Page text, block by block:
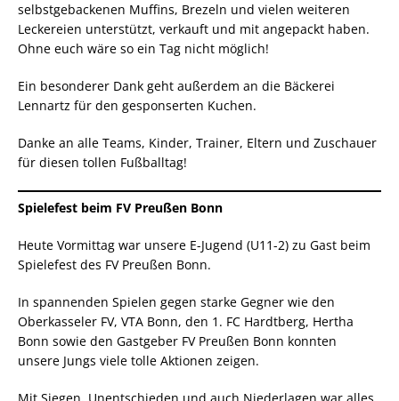
selbstgebackenen Muffins, Brezeln und vielen weiteren
Leckereien unterstützt, verkauft und mit angepackt haben.
Ohne euch wäre so ein Tag nicht möglich!
Ein besonderer Dank geht außerdem an die Bäckerei
Lennartz für den gesponserten Kuchen.
Danke an alle Teams, Kinder, Trainer, Eltern und Zuschauer
für diesen tollen Fußballtag!
Spielefest beim FV Preußen Bonn
Heute Vormittag war unsere E-Jugend (U11-2) zu Gast beim
Spielefest des FV Preußen Bonn.
In spannenden Spielen gegen starke Gegner wie den
Oberkasseler FV, VTA Bonn, den 1. FC Hardtberg, Hertha
Bonn sowie den Gastgeber FV Preußen Bonn konnten
unsere Jungs viele tolle Aktionen zeigen.